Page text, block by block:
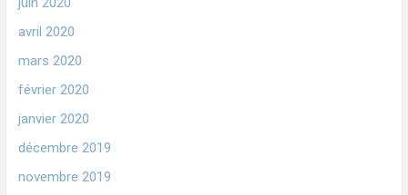
avril 2020
mars 2020
février 2020
janvier 2020
décembre 2019
novembre 2019